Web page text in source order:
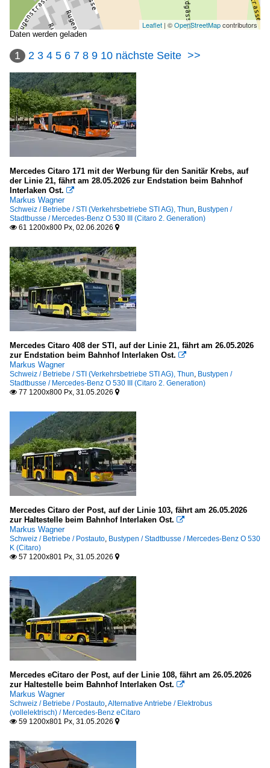
Leaflet | ©OpenStreetMapcontributors
Daten werden geladen
1 2 3 4 5 6 7 8 9 10 nächste Seite >>
Mercedes Citaro 171 mit der Werbung für den Sanitär Krebs, auf
der Linie 21, fährt am 28.05.2026 zur Endstation beim Bahnhof
Interlaken Ost. 
Markus Wagner
Schweiz / Betriebe / STI (Verkehrsbetriebe STI AG), Thun, Bustypen /
Stadtbusse / Mercedes-Benz O 530 III (Citaro 2. Generation)
 61 1200x800 Px, 02.06.2026 
Mercedes Citaro 408 der STI, auf der Linie 21, fährt am 26.05.2026
zur Endstation beim Bahnhof Interlaken Ost. 
Markus Wagner
Schweiz / Betriebe / STI (Verkehrsbetriebe STI AG), Thun, Bustypen /
Stadtbusse / Mercedes-Benz O 530 III (Citaro 2. Generation)
 77 1200x800 Px, 31.05.2026 
Mercedes Citaro der Post, auf der Linie 103, fährt am 26.05.2026
zur Haltestelle beim Bahnhof Interlaken Ost. 
Markus Wagner
Schweiz / Betriebe / Postauto, Bustypen / Stadtbusse / Mercedes-Benz O 530
K (Citaro)
 57 1200x801 Px, 31.05.2026 
Mercedes eCitaro der Post, auf der Linie 108, fährt am 26.05.2026
zur Haltestelle beim Bahnhof Interlaken Ost. 
Markus Wagner
Schweiz / Betriebe / Postauto,Alternative Antriebe / Elektrobus
(vollelektrisch) / Mercedes-Benz eCitaro
 59 1200x801 Px, 31.05.2026 